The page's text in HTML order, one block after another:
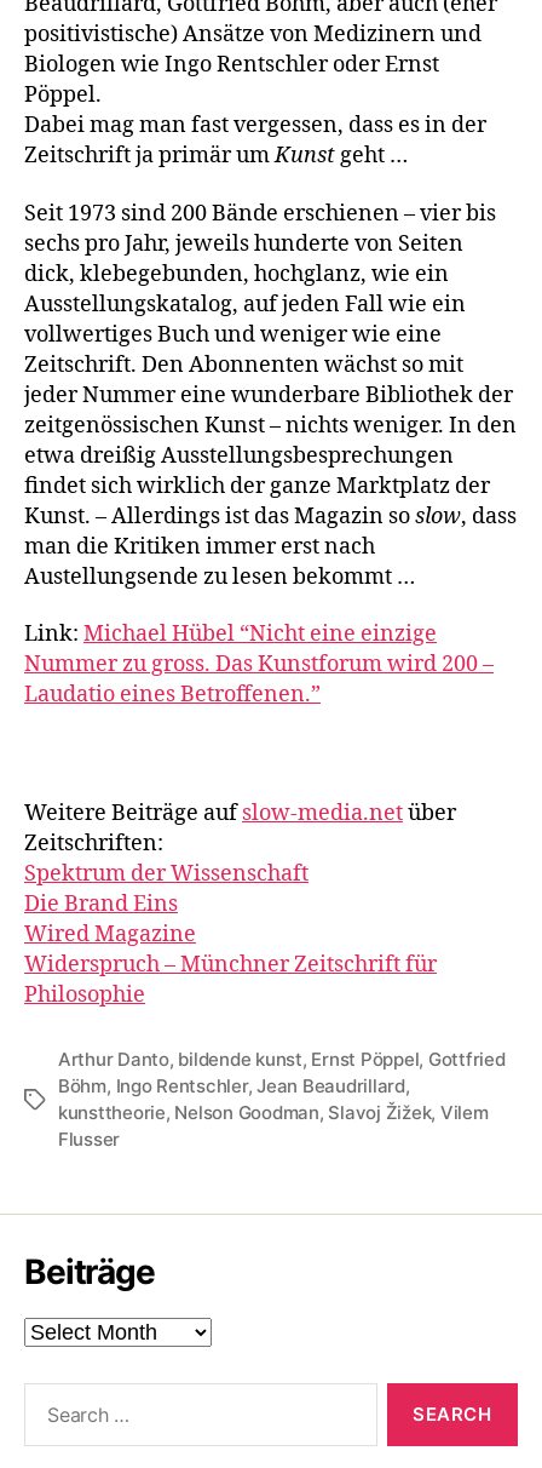
positivistische) Ansätze von Medizinern und
Biologen wie Ingo Rentschler oder Ernst
Pöppel.
Dabei mag man fast vergessen, dass es in der
Zeitschrift ja primär umKunstgeht …
Seit 1973 sind 200 Bände erschienen – vier bis
sechs pro Jahr, jeweils hunderte von Seiten
dick, klebegebunden, hochglanz, wie ein
Ausstellungskatalog, auf jeden Fall wie ein
vollwertiges Buch und weniger wie eine
Zeitschrift. Den Abonnenten wächst so mit
jeder Nummer eine wunderbare Bibliothek der
zeitgenössischen Kunst – nichts weniger. In den
etwa dreißig Ausstellungsbesprechungen
findet sich wirklich der ganze Marktplatz der
Kunst. – Allerdings ist das Magazin soslow, dass
man die Kritiken immer erst nach
Austellungsende zu lesen bekommt …
Link: Michael Hübel “Nicht eine einzige
Nummer zu gross. Das Kunstforum wird 200 –
Laudatio eines Betroffenen.”
Weitere Beiträge aufslow-media.netüber
Zeitschriften:
Spektrum der Wissenschaft
Die Brand Eins
Wired Magazine
Widerspruch – Münchner Zeitschrift für
Philosophie
Tags
Arthur Danto, bildende kunst, Ernst Pöppel, Gottfried
Böhm, Ingo Rentschler,Jean Beaudrillard,
kunsttheorie, Nelson Goodman, Slavoj Žižek, Vilem
Flusser
Beiträge
Beiträge